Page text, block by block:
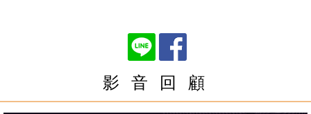
影 音 回 顧